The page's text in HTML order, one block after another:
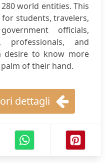
world entities. This
students, travelers,
officials,
professionals, and
desire to know more
of their hand.
dettagli